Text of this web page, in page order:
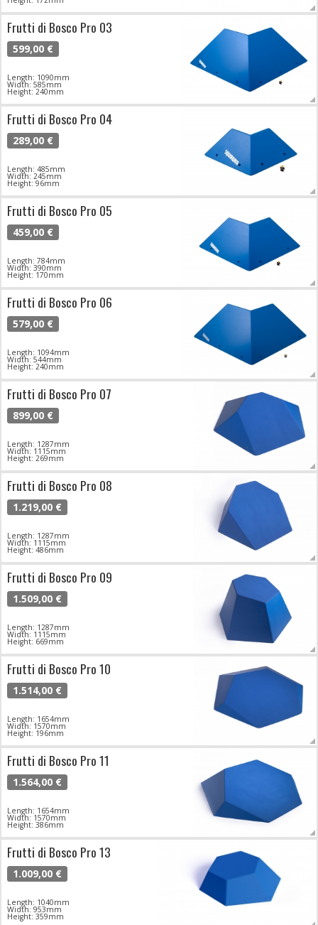
Frutti di Bosco Pro 03
599,00 €
Length: 1090mm
Width: 585mm
Height: 240mm
Frutti di Bosco Pro 04
289,00 €
Length: 485mm
Width: 245mm
Height: 96mm
Frutti di Bosco Pro 05
459,00 €
Length: 784mm
Width: 390mm
Height: 170mm
Frutti di Bosco Pro 06
579,00 €
Length: 1094mm
Width: 544mm
Height: 240mm
Frutti di Bosco Pro 07
899,00 €
Length: 1287mm
Width: 1115mm
Height: 269mm
Frutti di Bosco Pro 08
1.219,00 €
Length: 1287mm
Width: 1115mm
Height: 486mm
Frutti di Bosco Pro 09
1.509,00 €
Length: 1287mm
Width: 1115mm
Height: 669mm
Frutti di Bosco Pro 10
1.514,00 €
Length: 1654mm
Width: 1570mm
Height: 196mm
Frutti di Bosco Pro 11
1.564,00 €
Length: 1654mm
Width: 1570mm
Height: 386mm
Frutti di Bosco Pro 13
1.009,00 €
Length: 1040mm
Width: 953mm
Height: 359mm